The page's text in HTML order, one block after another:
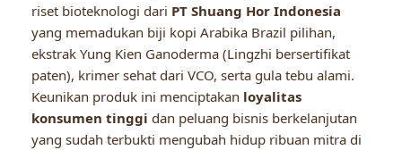
riset bioteknologi dari PT Shuang Hor Indonesia
yang memadukan biji kopi Arabika Brazil pilihan,
ekstrak Yung Kien Ganoderma (Lingzhi bersertifikat
paten), krimer sehat dari VCO, serta gula tebu alami.
Keunikan produk ini menciptakan loyalitas
konsumen tinggi dan peluang bisnis berkelanjutan
yang sudah terbukti mengubah hidup ribuan mitra di